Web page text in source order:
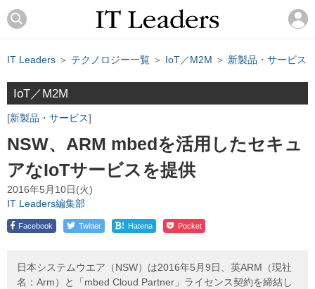
IT Leaders ＞ テクノロジー一覧 ＞ IoT／M2M ＞ 新製品・サービス
IoT／M2M
新製品・サービス
NSW、ARM mbedを活用したセキュ
アなIoTサービスを提供
2016年5月10日(火)
IT Leaders編集部
Facebook Twitter ! Hatena Pocket
日本システムウエア（NSW）は2016年5月9日、英ARM（現社
名：Arm）と「mbed Cloud Partner」ライセンス契約を締結し